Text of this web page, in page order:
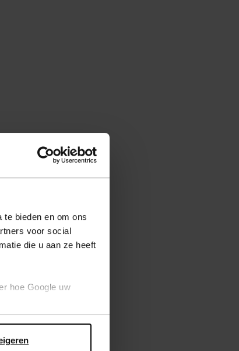
bieden en om ons
voor social
die u aan ze heeft
hoe Google uw